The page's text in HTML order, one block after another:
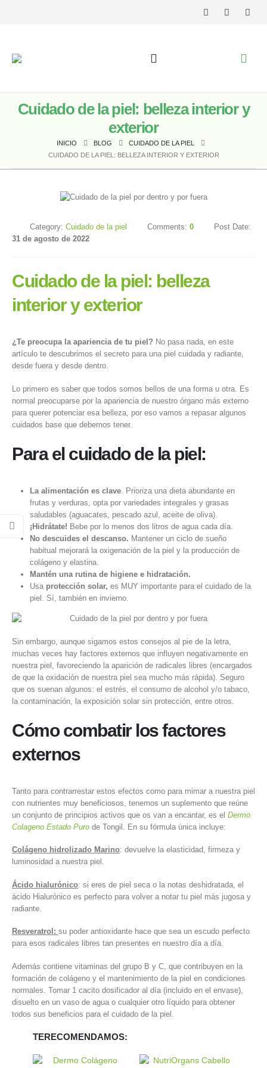
Cuidado de la piel: belleza interior y
exterior
INICIO BLOG
CUIDADO DE LA PIEL
CUIDADO DE LA PIEL: BELLEZA INTERIOR Y EXTERIOR
Category: Cuidado de la piel Comments: 0
Post Date:
31 de agosto de 2022
Cuidado de la piel: belleza
interior y exterior
¿Te preocupa la apariencia de tu piel? No pasa nada, en este
artículo te descubrimos el secreto para una piel cuidada y radiante,
desde fuera y desde dentro.
Lo primero es saber que todos somos bellos de una forma u otra. Es
normal preocuparse por la apariencia de nuestro órgano más externo
para querer potenciar esa belleza, por eso vamos a repasar algunos
cuidados base que debemos tener.
Para el cuidado de la piel:
La alimentación es clave. Prioriza una dieta abundante en
frutas y verduras, opta por variedades integrales y grasas
saludables (aguacates, pescado azul, aceite de oliva).
¡Hidrátate! Bebe por lo menos dos litros de agua cada día.
No descuides el descanso. Mantener un ciclo de sueño
habitual mejorará la oxigenación de la piel y la producción de
colágeno y elastina.
Mantén una rutina de higiene e hidratación.
Usa protección solar, es MUY importante para el cuidado de la
piel. Sí, también en invierno.
Sin embargo, aunque sigamos estos consejos al pie de la letra,
muchas veces hay factores externos que influyen negativamente en
nuestra piel, favoreciendo la aparición de radicales libres (encargados
de que la oxidación de nuestra piel sea mucho más rápida). Seguro
que os suenan algunos: el estrés, el consumo de alcohol y/o tabaco,
la contaminación, la exposición solar sin protección, entre otros.
Cómo combatir los factores
externos
Tanto para contrarrestar estos efectos como para mimar a nuestra piel
con nutrientes muy beneficiosos, tenemos un suplemento que reúne
un conjunto de principios activos que os van a encantar, es el Dermo
Colageno Estado Puro de Tongil. En su fórmula única incluye:
Colágeno hidrolizado Marino: devuelve la elasticidad, firmeza y
luminosidad a nuestra piel.
Ácido hialurónico: si eres de piel seca o la notas deshidratada, el
ácido Hialurónico es perfecto para volver a notar tu piel más jugosa y
radiante.
Resveratrol: su poder antioxidante hace que sea un escudo perfecto
para esos radicales libres tan presentes en nuestro día a día.
Además contiene vitaminas del grupo B y C, que contribuyen en la
formación de colágeno y el mantenimiento de la piel en condiciones
normales. Tomar 1 cacito dosificador al día (incluido en el envase),
disuelto en un vaso de agua o cualquier otro líquido para obtener
todos sus beneficios para el cuidado de la piel.
TERECOMENDAMOS: